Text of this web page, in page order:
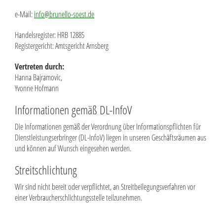
e-Mail:info@brunello-soest.de
Handelsregister: HRB 12885
Registergericht: Amtsgericht Arnsberg
Vertreten durch:
Hanna Bajramovic,
Yvonne Hofmann
Informationen gemäß DL-InfoV
Die Informationen gemäß der Verordnung über Informationspflichten für
Dienstleistungserbringer (DL-InfoV) liegen in unseren Geschäftsräumen aus
und können auf Wunsch eingesehen werden.
Streitschlichtung
Wir sind nicht bereit oder verpflichtet, an Streitbeilegungsverfahren vor
einer Verbraucherschlichtungsstelle teilzunehmen.